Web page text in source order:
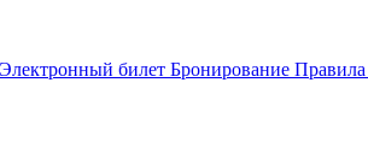
Электронный билет Бронирование